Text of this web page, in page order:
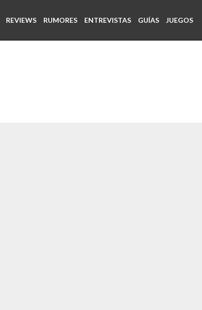
REVIEWS RUMORES ENTREVISTAS GUÍAS JUEGOS